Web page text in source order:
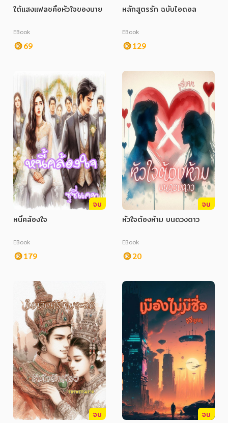
ใต้แสงแฟลชคือหัวใจของนาย
EBook
69
หลักสูตรรัก ฉบับไอดอล
EBook
129
จบ
หนี้คล้องใจ
EBook
179
จบ
หัวใจต้องห้าม บนดวงดาว
EBook
20
จบ
จบ